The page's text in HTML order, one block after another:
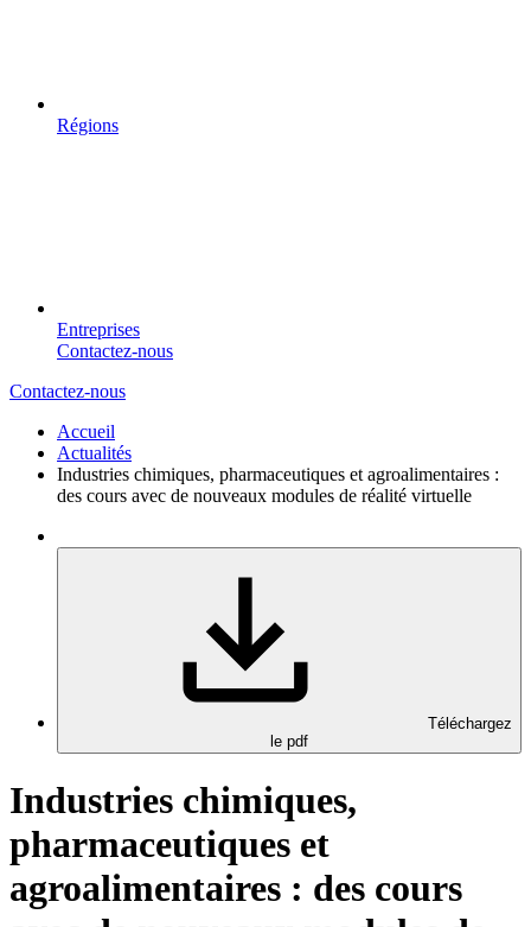
Régions
Entreprises
Contactez-nous
Contactez-nous
Accueil
Actualités
Industries chimiques, pharmaceutiques et agroalimentaires :
des cours avec de nouveaux modules de réalité virtuelle
Téléchargez
le pdf
Industries chimiques,
pharmaceutiques et
agroalimentaires : des cours